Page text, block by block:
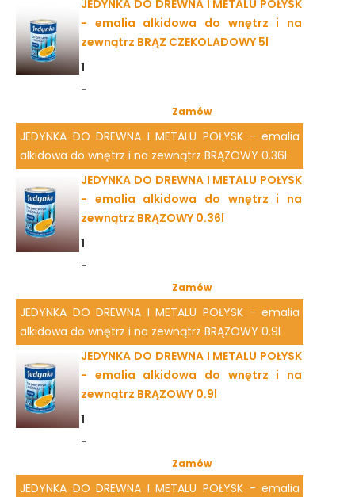
JEDYNKA DO DREWNA I METALU POŁYSK
- emalia alkidowa do wnętrz i na
zewnątrz BRĄZ CZEKOLADOWY 5l
1
-
Zamów
JEDYNKA DO DREWNA I METALU POŁYSK - emalia
alkidowa do wnętrz i na zewnątrz BRĄZOWY 0.36l
JEDYNKA DO DREWNA I METALU POŁYSK
- emalia alkidowa do wnętrz i na
zewnątrz BRĄZOWY 0.36l
1
-
Zamów
JEDYNKA DO DREWNA I METALU POŁYSK - emalia
alkidowa do wnętrz i na zewnątrz BRĄZOWY 0.9l
JEDYNKA DO DREWNA I METALU POŁYSK
- emalia alkidowa do wnętrz i na
zewnątrz BRĄZOWY 0.9l
1
-
Zamów
JEDYNKA DO DREWNA I METALU POŁYSK - emalia